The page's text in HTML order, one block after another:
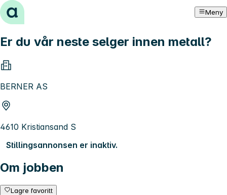
Hopp til innhold Meny
Er du vår neste selger innen metall?
BERNER AS
4610 Kristiansand S
Stillingsannonsen er inaktiv.
Om jobben
Lagre favoritt